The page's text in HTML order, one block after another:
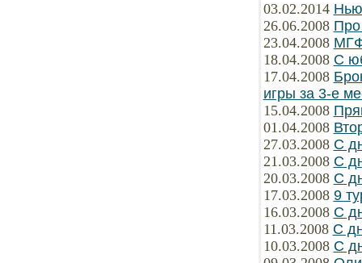
03.02.2014
26.06.2008
23.04.2008
18.04.2008 С
17.04.2008
игры за 3-е
15.04.2008
01.04.2008
27.03.2008 С
21.03.2008 С
20.03.2008 С
17.03.2008 9
16.03.2008 С
11.03.2008 С
10.03.2008 С